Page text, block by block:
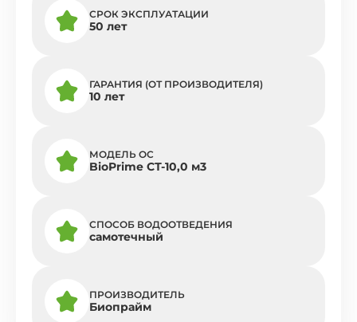
СРОК ЭКСПЛУАТАЦИИ
50 лет
ГАРАНТИЯ (ОТ ПРОИЗВОДИТЕЛЯ)
10 лет
МОДЕЛЬ ОС
BioPrime СТ-10,0 м3
СПОСОБ ВОДООТВЕДЕНИЯ
самотечный
ПРОИЗВОДИТЕЛЬ
Биопрайм